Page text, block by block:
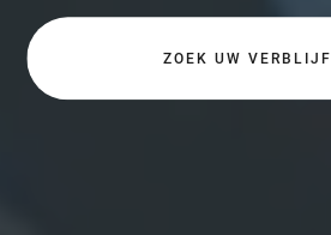
ZOEK UW VERBLIJF